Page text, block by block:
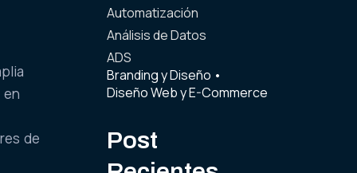
en
de
Automatización
Análisis de Datos
ADS
Branding y Diseño •
Diseño Web y E-Commerce
Post